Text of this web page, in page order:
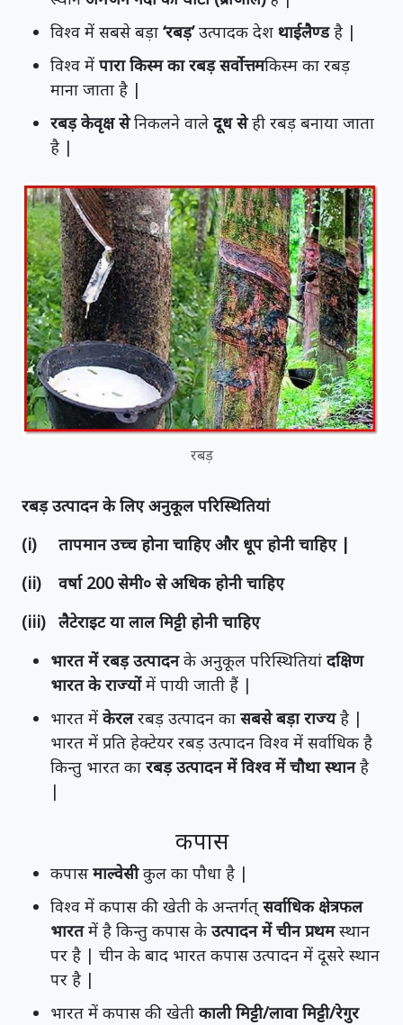
विश्व में सबसे बड़ा ‘रबड़’उत्पादक देश थाईलैण्डहै |
विश्व में पारा किस्म का रबड़ सर्वोत्तमकिस्म का रबड़
माना जाता है |
रबड़ केवृक्ष सेनिकलने वाले दूध सेही रबड़ बनाया जाता
है |
रबड़
रबड़ उत्पादन के लिए अनुकूल परिस्थितियां
(i) तापमान उच्च होना चाहिए और धूप होनी चाहिए |
(ii) वर्षा 200सेमी० से अधिक होनी चाहिए
(iii) लैटेराइट या लाल मिट्टी होनी चाहिए
भारत में रबड़ उत्पादनके अनुकूल परिस्थितियां दक्षिण
भारत के राज्योंमें पायी जाती हैं |
भारत में केरलरबड़ उत्पादन का सबसे बड़ा राज्यहै |
भारत में प्रति हेक्टेयर रबड़ उत्पादन विश्व में सर्वाधिक है
किन्तु भारत का रबड़ उत्पादन में विश्व में चौथा स्थानहै
|
कपास
कपासमाल्वेसीकुल का पौधा है |
विश्व में कपास की खेती के अन्तर्गत् सर्वाधिक क्षेत्रफल
भारतमें है किन्तु कपास के उत्पादन में चीन प्रथमस्थान
पर है | चीन के बाद भारत कपास उत्पादन में दूसरे स्थान
पर है |
भारत में कपास की खेती काली मिट्टी/लावा मिट्टी/रेगुर